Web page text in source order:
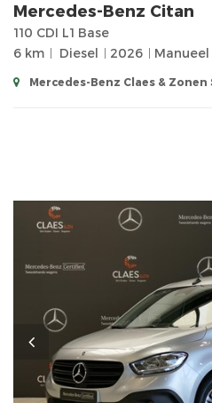
Mercedes-Benz Citan
110 CDI L1 Base
6 km
Diesel 2026 Manueel
Mercedes-Benz Claes &